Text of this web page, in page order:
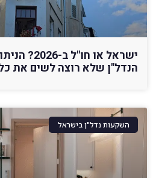
ישראל או
הנדל"ן שלא רוצה לשים את
השקעות נדל"ן בישראל